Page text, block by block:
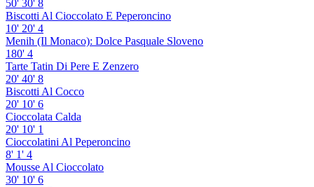
50' 30' 8
Biscotti Al Cioccolato E Peperoncino
10' 20' 4
Menih (Il Monaco): Dolce Pasquale Sloveno
180' 4
Tarte Tatin Di Pere E Zenzero
20' 40' 8
Biscotti Al Cocco
20' 10' 6
Cioccolata Calda
20' 10' 1
Cioccolatini Al Peperoncino
8' 1' 4
Mousse Al Cioccolato
30' 10' 6